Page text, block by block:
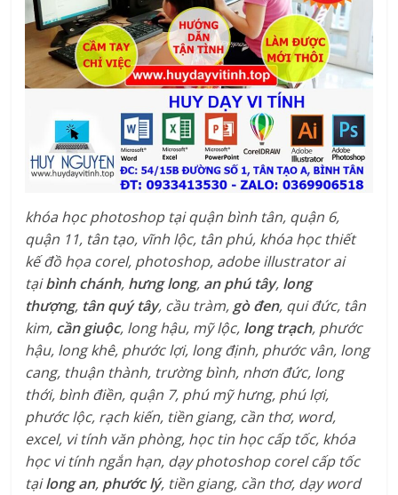
khóa học photoshop tại quận bình tân, quận 6,
quận 11, tân tạo, vĩnh lộc, tân phú, khóa học thiết
kế đồ họa corel, photoshop, adobe illustrator ai
tạibình chánh, hưng long, an phú tây, long
thượng, tân quý tây, cầu tràm, gò đen, qui đức, tân
kim, cần giuộc, long hậu, mỹ lộc, long trạch, phước
hậu, long khê, phước lợi, long định, phước vân, long
cang, thuận thành, trường bình, nhơn đức, long
thới, bình điền, quận 7, phú mỹ hưng, phú lợi,
phước lộc, rạch kiến, tiền giang, cần thơ, word,
excel, vi tính văn phòng, học tin học cấp tốc, khóa
học vi tính ngắn hạn, dạy photoshop corel cấp tốc
tạilong an, phước lý, tiền giang, cần thơ, dạy word